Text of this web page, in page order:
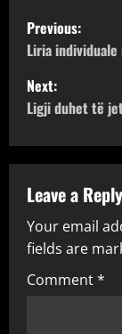
P
o
s
n
a
v
i
Previous:
Liria
Next:
Ligji duhet të
Leave a Reply
Your email
fields are
Comment*